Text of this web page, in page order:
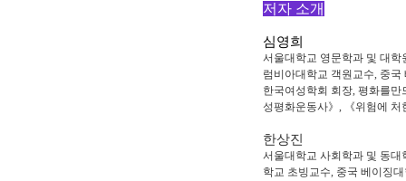
저자 소개
심영희
서울대학교 영문학과 및 대
럼비아대학교 객원교수, 중
한국여성학회 회장, 평화를
성평화운동사》, 《위험에 처
한상진
서울대학교 사회학과 및 동
학교 초빙교수, 중국 베이징